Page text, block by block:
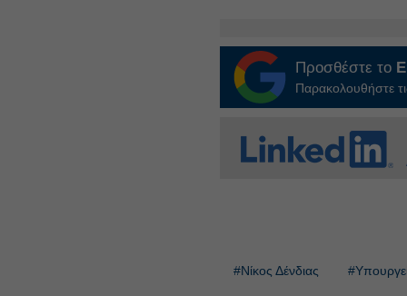
Προσθέστε το
Παρακολουθήστε
#Νίκος Δένδιας